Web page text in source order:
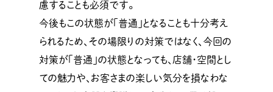
慮することも必須です。
今後もこの状態が「普通」となることも十分考え
られるため、その場限りの対策ではなく、今回の
対策が「普通」の状態となっても、店舗・空間とし
ての魅力や、お客さまの楽しい気分を損なわな